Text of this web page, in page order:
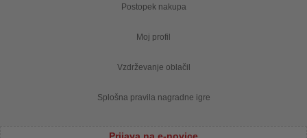
Postopek nakupa
Moj profil
Vzdrževanje oblačil
Splošna pravila nagradne igre